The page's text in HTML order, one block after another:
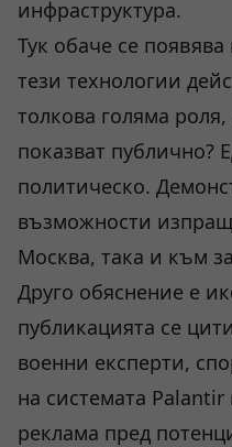
инфраструктура.
Тук обаче се
тези технологии
толкова голяма
показват публично?
политическо.
възможности
Москва, така и към
Друго обяснение е
публикацията се
военни експерти,
на системата
реклама пред